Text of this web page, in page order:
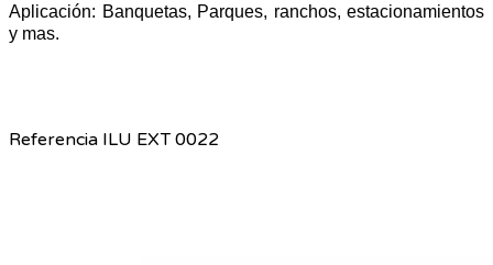
Aplicación: Banquetas, Parques, ranchos, estacionamientos
y mas.
Referencia ILU EXT 0022